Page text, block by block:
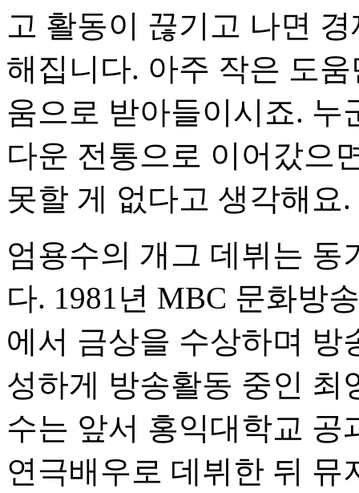
고 활동이 끊기고 나면
해집니다. 아주 작은 도
움으로 받아들이시죠. 누
다운 전통으로 이어갔으
못할 게 없다고 생각해요.
엄용수의 개그 데뷔는 동
다. 1981년 MBC 문화방
에서 금상을 수상하며 방
성하게 방송활동 중인 최
수는 앞서 홍익대학교 공
연극배우로 데뷔한 뒤 뮤